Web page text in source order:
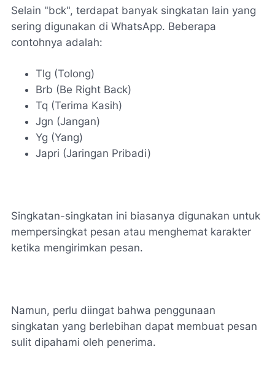
Selain "bck", terdapat banyak singkatan lain yang
sering digunakan di WhatsApp. Beberapa
contohnya adalah:
Tlg (Tolong)
Brb (Be Right Back)
Tq (Terima Kasih)
Jgn (Jangan)
Yg (Yang)
Japri (Jaringan Pribadi)
Singkatan-singkatan ini biasanya digunakan untuk
mempersingkat pesan atau menghemat karakter
ketika mengirimkan pesan.
Namun, perlu diingat bahwa penggunaan
singkatan yang berlebihan dapat membuat pesan
sulit dipahami oleh penerima.